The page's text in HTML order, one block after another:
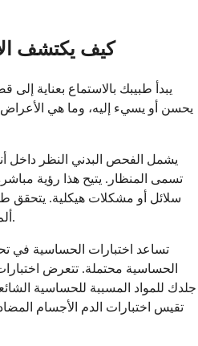
كيف يكتشف
يبدأ طبيبك بالاستماع بعناية إلى
يحسن أو يسيء إليه، وما هي الأعراض
يشمل الفحص البدني النظر داخل
تسمى المنظار. يتيح هذا رؤية
سلائل أو مشكلات هيكلية. يتحقق
ألم يشير إلى إصابة الجيوب الأنفية.
تساعد اختبارات الحساسية في
الحساسية محتملة. تتعرض
جلدك للمواد المسببة للحساسية
تقيس اختبارات الدم الأجسام